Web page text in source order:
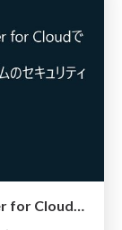
GitHub Advanced Security × Defender for Cloudで開発とSecOpsのサイロを超える: コードとクラウドをつなぐ、開発プラットフォームのセキュリティ